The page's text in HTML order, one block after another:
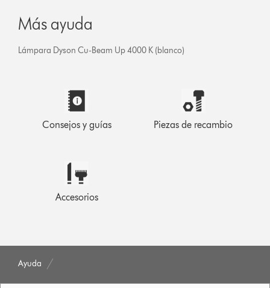
Más ayuda
Lámpara Dyson Cu-Beam Up 4000 K (blanco)
Consejos y guías Piezas de recambio
Accesorios
Ayuda